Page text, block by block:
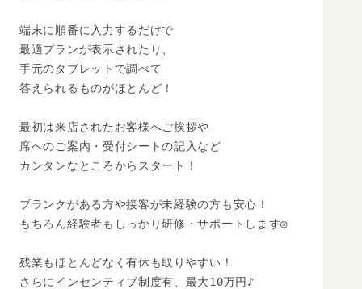
端末に順番に入力するだけで
最適プランが表示されたり、
手元のタブレットで調べて
答えられるものがほとんど！
最初は来店されたお客様へご挨拶や
席へのご案内・受付シートの記入など
カンタンなところからスタート！
ブランクがある方や接客が未経験の方も安心！
もちろん経験者もしっかり研修・サポートします◎
残業もほとんどなく有休も取りやすい！
さらにインセンティブ制度有、最大10万円♪